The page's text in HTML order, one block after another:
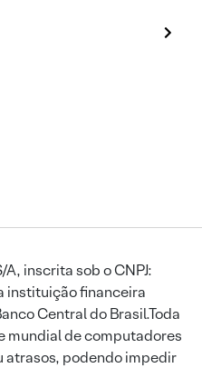
inscrita sob o CNPJ:
financeira
Central do Brasil.Toda
mundial de computadores
atrasos, podendo impedir